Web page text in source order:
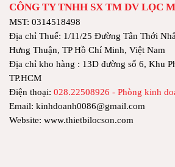
CÔNG TY TNHH SX TM DV LỌC
MST: 0314518498
Địa chỉ Thuế: 1/11/25 Đường Tân Thới
Hưng Thuận, TP Hồ Chí Minh, Việt Nam
Địa chỉ kho hàng : 13D đường số 6, Khu
TP.HCM
Điện thoại: 028.22508926 - Phòng kinh
Email: kinhdoanh0086@gmail.com
Website: www.thietbilocson.com